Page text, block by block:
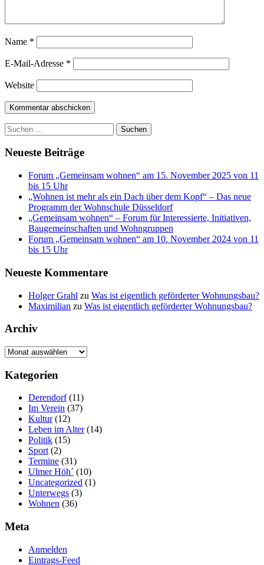
Name *
E-Mail-Adresse *
Website
Haupt-
Seitenleiste
Suchen
nach:
Neueste Beiträge
Forum „Gemeinsam wohnen“ am 15. November 2025 von 11
bis 15 Uhr
„Wohnen ist mehr als ein Dach über dem Kopf“ – Das neue
Programm der Wohnschule Düsseldorf
„Gemeinsam wohnen“ – Forum für Interessierte, Initiativen,
Baugemeinschaften und Wohngruppen
Forum „Gemeinsam wohnen“ am 10. November 2024 von 11
bis 15 Uhr
Neueste Kommentare
Holger Grahl zu Was ist eigentlich geförderter Wohnungsbau?
Maximilian zu Was ist eigentlich geförderter Wohnungsbau?
Archiv
Archiv
Kategorien
Derendorf(11)
Im Verein (37)
Kultur(12)
Leben im Alter(14)
Politik (15)
Sport (2)
Termine (31)
Ulmer Höh´ (10)
Uncategorized (1)
Unterwegs (3)
Wohnen (36)
Meta
Anmelden
Eintrags-Feed